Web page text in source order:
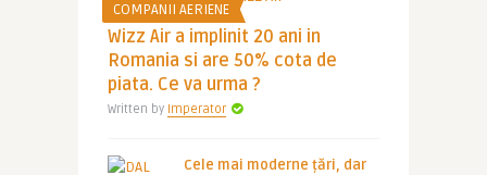
COMPANII AERIENE
Wizz Air a implinit 20 ani in
Romania si are 50% cota de
piata. Ce va urma ?
Written by Imperator
Cele mai moderne țări, dar